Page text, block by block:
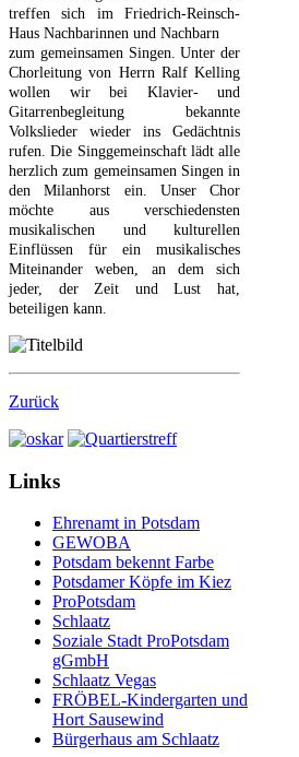
treffen sich im Friedrich-Reinsch-
Haus Nachbarinnen und Nachbarn
zum gemeinsamen Singen. Unter der
Chorleitung von Herrn Ralf Kelling
wollen wir bei Klavier- und
Gitarrenbegleitung bekannte
Volkslieder wieder ins Gedächtnis
rufen. Die Singgemeinschaft lädt alle
herzlich zum gemeinsamen Singen in
den Milanhorst ein. Unser Chor
möchte aus verschiedensten
musikalischen und kulturellen
Einflüssen für ein musikalisches
Miteinander weben, an dem sich
jeder, der Zeit und Lust hat,
beteiligen kann.
Zurück
Links
Ehrenamt in Potsdam
GEWOBA
Potsdam bekennt Farbe
Potsdamer Köpfe im Kiez
ProPotsdam
Schlaatz
Soziale Stadt ProPotsdam
gGmbH
Schlaatz Vegas
FRÖBEL-Kindergarten und
Hort Sausewind
Bürgerhaus am Schlaatz